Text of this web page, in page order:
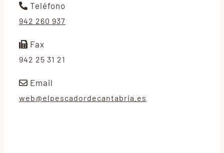
Teléfono
942 260 937
Fax
942 25 31 21
Email
web@elpescadordecantabria.es